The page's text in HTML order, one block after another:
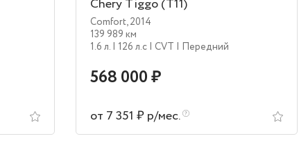
Chery Tiggo (T11)
Comfort,2014
139 989 км
1.6 л. | 126 л.c | CVT | Передний
568 000 ₽
от 7 351 ₽ р/мес.